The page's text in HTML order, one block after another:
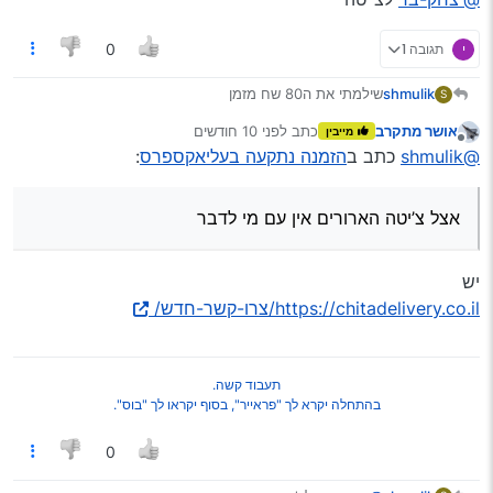
י תגובה 1 0
S
shmulikשילמתי את ה80 שח מזמן
אצל צ’יטה הארורים אין עם מי לדבר
מה אני עושה עכשיו
מנותק
אושר מתקרב מייבין כתב לפני 10 חודשים
נערך לאחרונה על ידי
@shmulik כתב בהזמנה נתקעה בעליאקספרס:
אצל צ’יטה הארורים אין עם מי לדבר
יש
https://chitadelivery.co.il/צרו-קשר-חדש/
תעבוד קשה.
בהתחלה יקרא לך "פראייר", בסוף יקראו לך "בוס".
0